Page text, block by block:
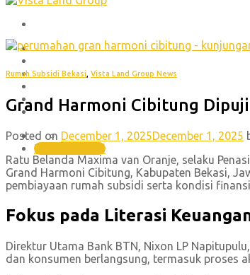
Home
Proyek
Karir
Hubungi Kami
(021) 30448551 , (021) 45850701
Hubungi Kami
Rumah Subsidi Bekasi Vista Land Group News
Grand Harmoni Cibitung
Posted on December 1, 2025December 1, 2025
Ratu Belanda Maxima van Oranje, selaku
Grand Harmoni Cibitung, Kabupaten Bekasi,
pembiayaan rumah subsidi serta kondisi
Fokus pada Literasi
Direktur Utama Bank BTN, Nixon LP
dan konsumen berlangsung, termasuk proses